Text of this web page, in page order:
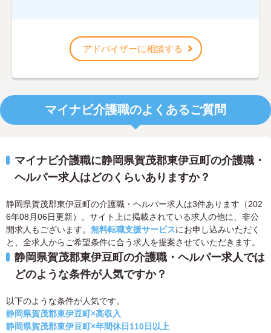
アドバイザーに相談する
マイナビ介護職のよくあるご質問
マイナビ介護職に静岡県賀茂郡東伊豆町の介護職・
ヘルパー求人はどのくらいありますか？
静岡県賀茂郡東伊豆町の介護職・ヘルパー求人は3件あります（202
6年08月06日更新）。サイト上に掲載されている求人の他に、非公
開求人もございます。 無料転職支援サービスにお申し込みいただく
と、全求人からご希望条件に合う求人を提案させていただきます。
静岡県賀茂郡東伊豆町の介護職・ヘルパー求人では
どのような条件が人気ですか？
以下のような条件が人気です。
静岡県賀茂郡東伊豆町×高収入
静岡県賀茂郡東伊豆町×年間休日110日以上